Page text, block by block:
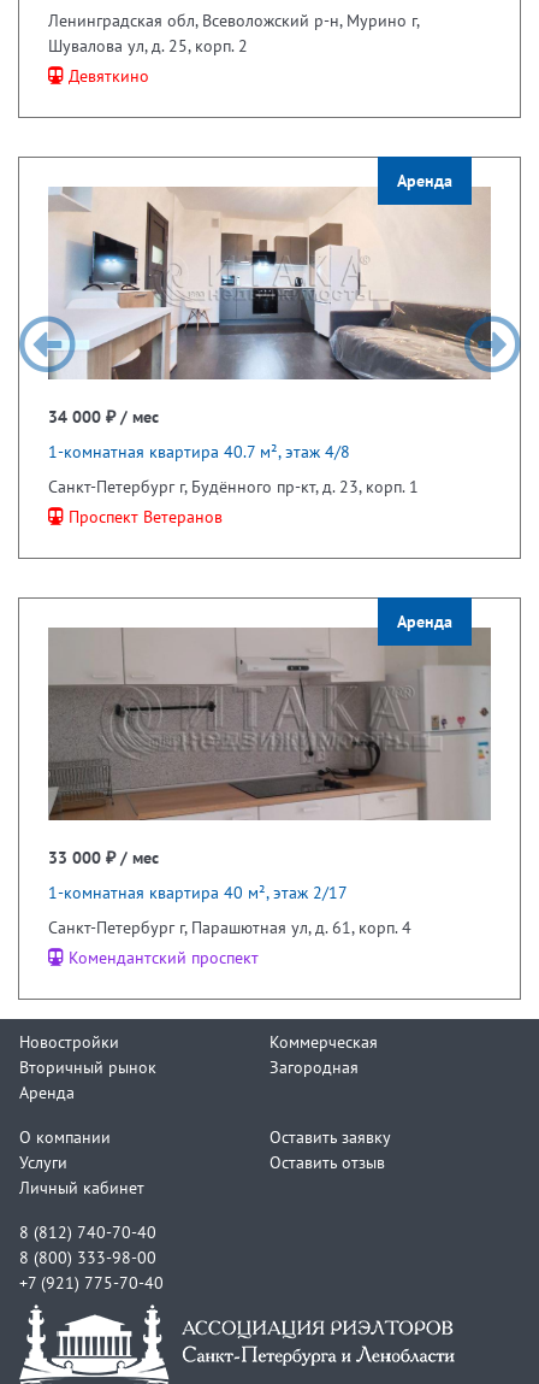
Ленинградская обл, Всеволожский р-н, Мурино г,
Шувалова ул, д. 25, корп. 2
Девяткино
Аренда
34 000 ₽ / мес
1-комнатная квартира 40.7 м², этаж 4/8
Санкт-Петербург г, Будённого пр-кт, д. 23, корп. 1
Проспект Ветеранов
Аренда
33 000 ₽ / мес
1-комнатная квартира 40 м², этаж 2/17
Санкт-Петербург г, Парашютная ул, д. 61, корп. 4
Комендантский проспект
Новостройки
Вторичный рынок
Аренда
Коммерческая
Загородная
О компании
Услуги
Личный кабинет
Оставить заявку
Оставить отзыв
8 (812) 740-70-40
8 (800) 333-98-00
+7 (921) 775-70-40